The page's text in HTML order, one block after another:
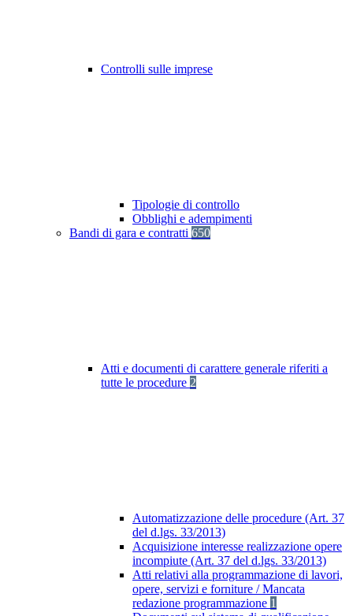
Controlli sulle imprese
Tipologie di controllo
Obblighi e adempimenti
Bandi di gara e contratti 650
Atti e documenti di carattere generale riferiti a
tutte le procedure 2
Automatizzazione delle procedure (Art. 37
del d.lgs. 33/2013)
Acquisizione interesse realizzazione opere
incompiute (Art. 37 del d.lgs. 33/2013)
Atti relativi alla programmazione di lavori,
opere, servizi e forniture / Mancata
redazione programmazione 1